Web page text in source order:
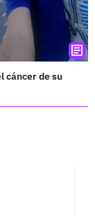
cáncer de su